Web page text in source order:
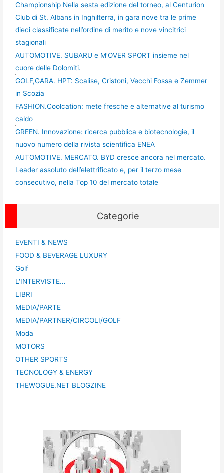
Championship Nella sesta edizione del torneo, al Centurion
Club di St. Albans in Inghilterra, in gara nove tra le prime
dieci classificate nell’ordine di merito e nove vincitrici
stagionali
AUTOMOTIVE. SUBARU e M’OVER SPORT insieme nel
cuore delle Dolomiti.
GOLF,GARA. HPT: Scalise, Cristoni, Vecchi Fossa e Zemmer
in Scozia
FASHION.Coolcation: mete fresche e alternative al turismo
caldo
GREEN. Innovazione: ricerca pubblica e biotecnologie, il
nuovo numero della rivista scientifica ENEA
AUTOMOTIVE. MERCATO. BYD cresce ancora nel mercato.
Leader assoluto dell’elettrificato e, per il terzo mese
consecutivo, nella Top 10 del mercato totale
Categorie
EVENTI & NEWS
FOOD & BEVERAGE LUXURY
Golf
L'INTERVISTE…
LIBRI
MEDIA/PARTE
MEDIA/PARTNER/CIRCOLI/GOLF
Moda
MOTORS
OTHER SPORTS
TECNOLOGY & ENERGY
THEWOGUE.NET BLOGZINE